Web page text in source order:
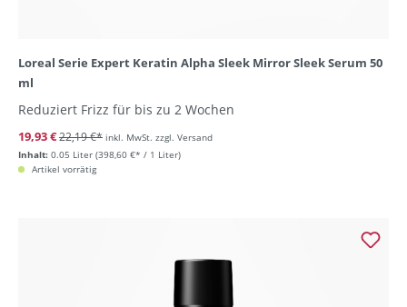
Loreal Serie Expert Keratin Alpha Sleek Mirror Sleek Serum 50
ml
Reduziert Frizz für bis zu 2 Wochen
Inhalt: 0.05 Liter (398,60 €* / 1 Liter)
19,93 €22,19 €* inkl. MwSt. zzgl. Versand
Artikel vorrätig